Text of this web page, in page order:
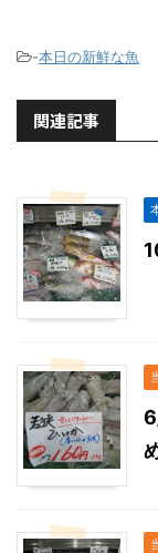
-本日の新鮮な魚
関連記事